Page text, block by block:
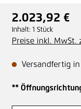
Regulärer Preis:
2.023,92 €
Inhalt: 1 Stück
Preise inkl. MwSt.
Versandfertig
**